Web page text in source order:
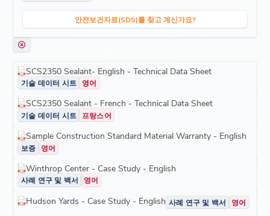
안전보건자료(SDS)를 찾고 계신가요?
SCS2350 Sealant- English - Technical Data Sheet
기술 데이터 시트 영어
SCS2350 Sealant - French - Technical Data Sheet
기술 데이터 시트 프랑스어
Sample Construction Standard Material Warranty - English
보증 영어
Winthrop Center - Case Study - English
사례 연구 및 백서 영어
Hudson Yards - Case Study - English 사례 연구 및 백서 영어